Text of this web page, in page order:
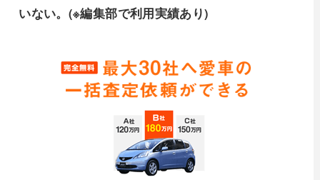
いない。(※編集部で利用実績あり)